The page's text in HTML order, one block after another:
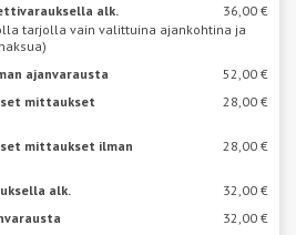
alk.
36,00 €
tarjolla vain valittuina ajankohtina ja
ajanvarausta
52,00 €
mittaukset
28,00 €
mittaukset ilman
28,00 €
alk.
32,00 €
32,00 €